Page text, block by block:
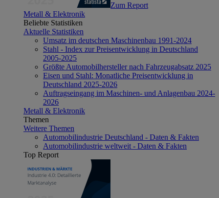
Zum Report
Metall & Elektronik
Beliebte Statistiken
Aktuelle Statistiken
Umsatz im deutschen Maschinenbau 1991-2024
Stahl - Index zur Preisentwicklung in Deutschland
2005-2025
Größte Automobilhersteller nach Fahrzeugabsatz 2025
Eisen und Stahl: Monatliche Preisentwicklung in
Deutschland 2025-2026
Auftragseingang im Maschinen- und Anlagenbau 2024-
2026
Metall & Elektronik
Themen
Weitere Themen
Automobilindustrie Deutschland - Daten & Fakten
Automobilindustrie weltweit - Daten & Fakten
Top Report